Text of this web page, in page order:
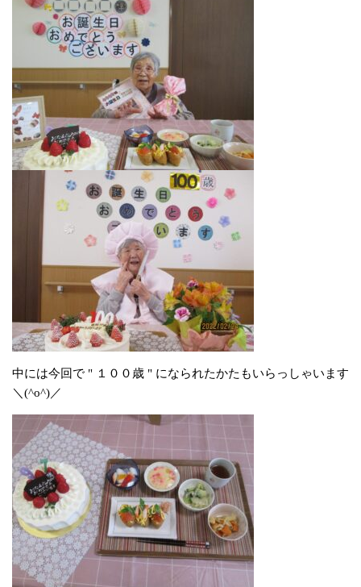
中には今回で " １００歳 " になられたかたもいらっしゃいます
＼(^o^)／